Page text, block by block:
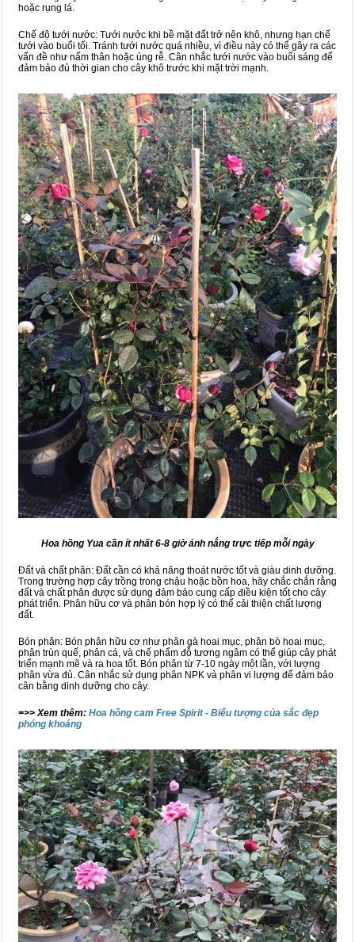
hoặc rụng lá.
Chế độ tưới nước: Tưới nước khi bề mặt đất trở nên khô, nhưng hạn chế
tưới vào buổi tối. Tránh tưới nước quá nhiều, vì điều này có thể gây ra các
vấn đề như nấm thân hoặc úng rễ. Cân nhắc tưới nước vào buổi sáng để
đảm bảo đủ thời gian cho cây khô trước khi mặt trời mạnh.
Hoa hồng Yua cần ít nhất 6-8 giờ ánh nắng trực tiếp mỗi ngày
Đất và chất phân: Đất cần có khả năng thoát nước tốt và giàu dinh dưỡng.
Trong trường hợp cây trồng trong chậu hoặc bồn hoa, hãy chắc chắn rằng
đất và chất phân được sử dụng đảm bảo cung cấp điều kiện tốt cho cây
phát triển. Phân hữu cơ và phân bón hợp lý có thể cải thiện chất lượng
đất.
Bón phân: Bón phân hữu cơ như phân gà hoai mục, phân bò hoai mục,
phân trùn quế, phân cá, và chế phẩm đỗ tương ngâm có thể giúp cây phát
triển mạnh mẽ và ra hoa tốt. Bón phân từ 7-10 ngày một lần, với lượng
phân vừa đủ. Cân nhắc sử dụng phân NPK và phân vi lượng để đảm bảo
cân bằng dinh dưỡng cho cây.
=>> Xem thêm: Hoa hồng cam Free Spirit - Biểu tượng của sắc đẹp
phóng khoáng